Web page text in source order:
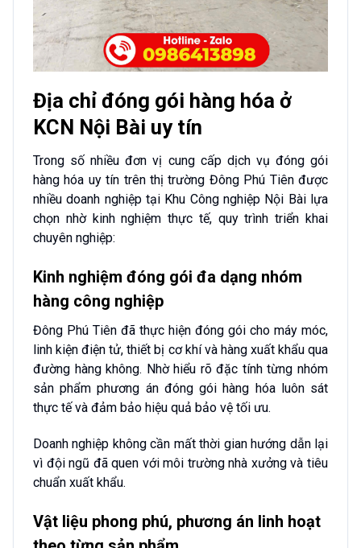
Địa chỉ đóng gói hàng hóa ở
KCN Nội Bài uy tín
Trong số nhiều đơn vị cung cấp dịch vụ đóng gói
hàng hóa uy tín trên thị trường Đông Phú Tiên được
nhiều doanh nghiệp tại Khu Công nghiệp Nội Bài lựa
chọn nhờ kinh nghiệm thực tế, quy trình triển khai
chuyên nghiệp:
Kinh nghiệm đóng gói đa dạng nhóm
hàng công nghiệp
Đông Phú Tiên đã thực hiện đóng gói cho máy móc,
linh kiện điện tử, thiết bị cơ khí và hàng xuất khẩu qua
đường hàng không. Nhờ hiểu rõ đặc tính từng nhóm
sản phẩm phương án đóng gói hàng hóa luôn sát
thực tế và đảm bảo hiệu quả bảo vệ tối ưu.
Doanh nghiệp không cần mất thời gian hướng dẫn lại
vì đội ngũ đã quen với môi trường nhà xưởng và tiêu
chuẩn xuất khẩu.
Vật liệu phong phú, phương án linh hoạt